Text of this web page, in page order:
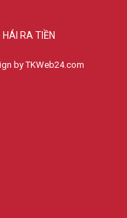
RA TIỀN
by TKWeb24.com